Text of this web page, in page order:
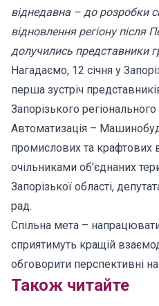
віднедавна – до розробки
відновлення регіону після
долучились представники
Нагадаємо, 12 січня у
перша зустріч
Запорізького
Автоматизація –
промислових та крафтових
очільниками об’єднаних
Запорізької області,
рад.
Спільна мета –
сприятимуть кращій
обговорити перспективні
Також читайте